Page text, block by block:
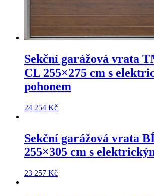
Sekční garážová vrata
CL 255×275 cm s
pohonem
24 254 Kč
Sekční garážová vrata
255×305 cm s
23 257 Kč